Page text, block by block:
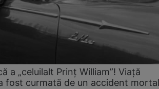
a „celuilalt Prinț William”! Viață
fost curmată de un accident mortal